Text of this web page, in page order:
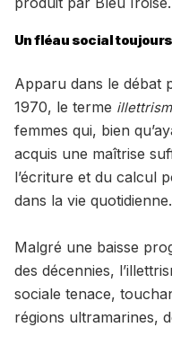
Un fléau social
Apparu dans le débat
1970, le terme
femmes qui, bien
acquis une maîtrise
l’écriture et du calcul
dans la vie quotidienne.
Malgré une baisse
des décennies,
sociale tenace,
régions ultramarines,